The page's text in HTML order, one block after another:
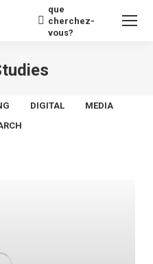
Recherche
que
cherchez-
vous?
DIGITAL
MEDIA